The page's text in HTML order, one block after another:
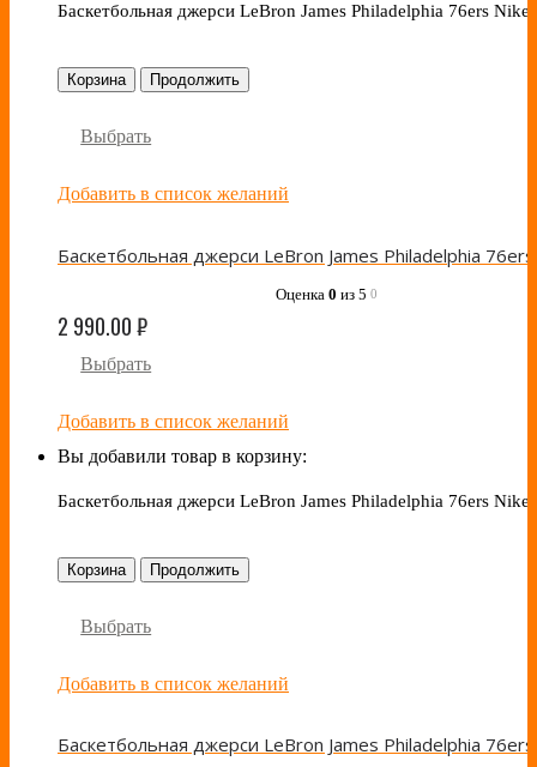
Баскетбольная джерси LeBron James Philadelphia 76ers Nike
Корзина Продолжить
Выбрать
Добавить в список желаний
Оценка 0 из 5 0
2 990.00₽
Выбрать
Добавить в список желаний
Вы добавили товар в корзину:
Баскетбольная джерси LeBron James Philadelphia 76ers Nike
Корзина Продолжить
Выбрать
Добавить в список желаний